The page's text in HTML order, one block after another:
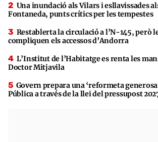
Una inundació als Vilars i esllavissades
Fontaneda, punts crítics per les tempestes
Restablerta la circulació a l’N-145, però
compliquen els accessos d’Andorra
L’Institut de l’Habitatge es renta les
Doctor Mitjavila
Govern prepara una ‘reformeta
Pública a través de la llei del pressupost